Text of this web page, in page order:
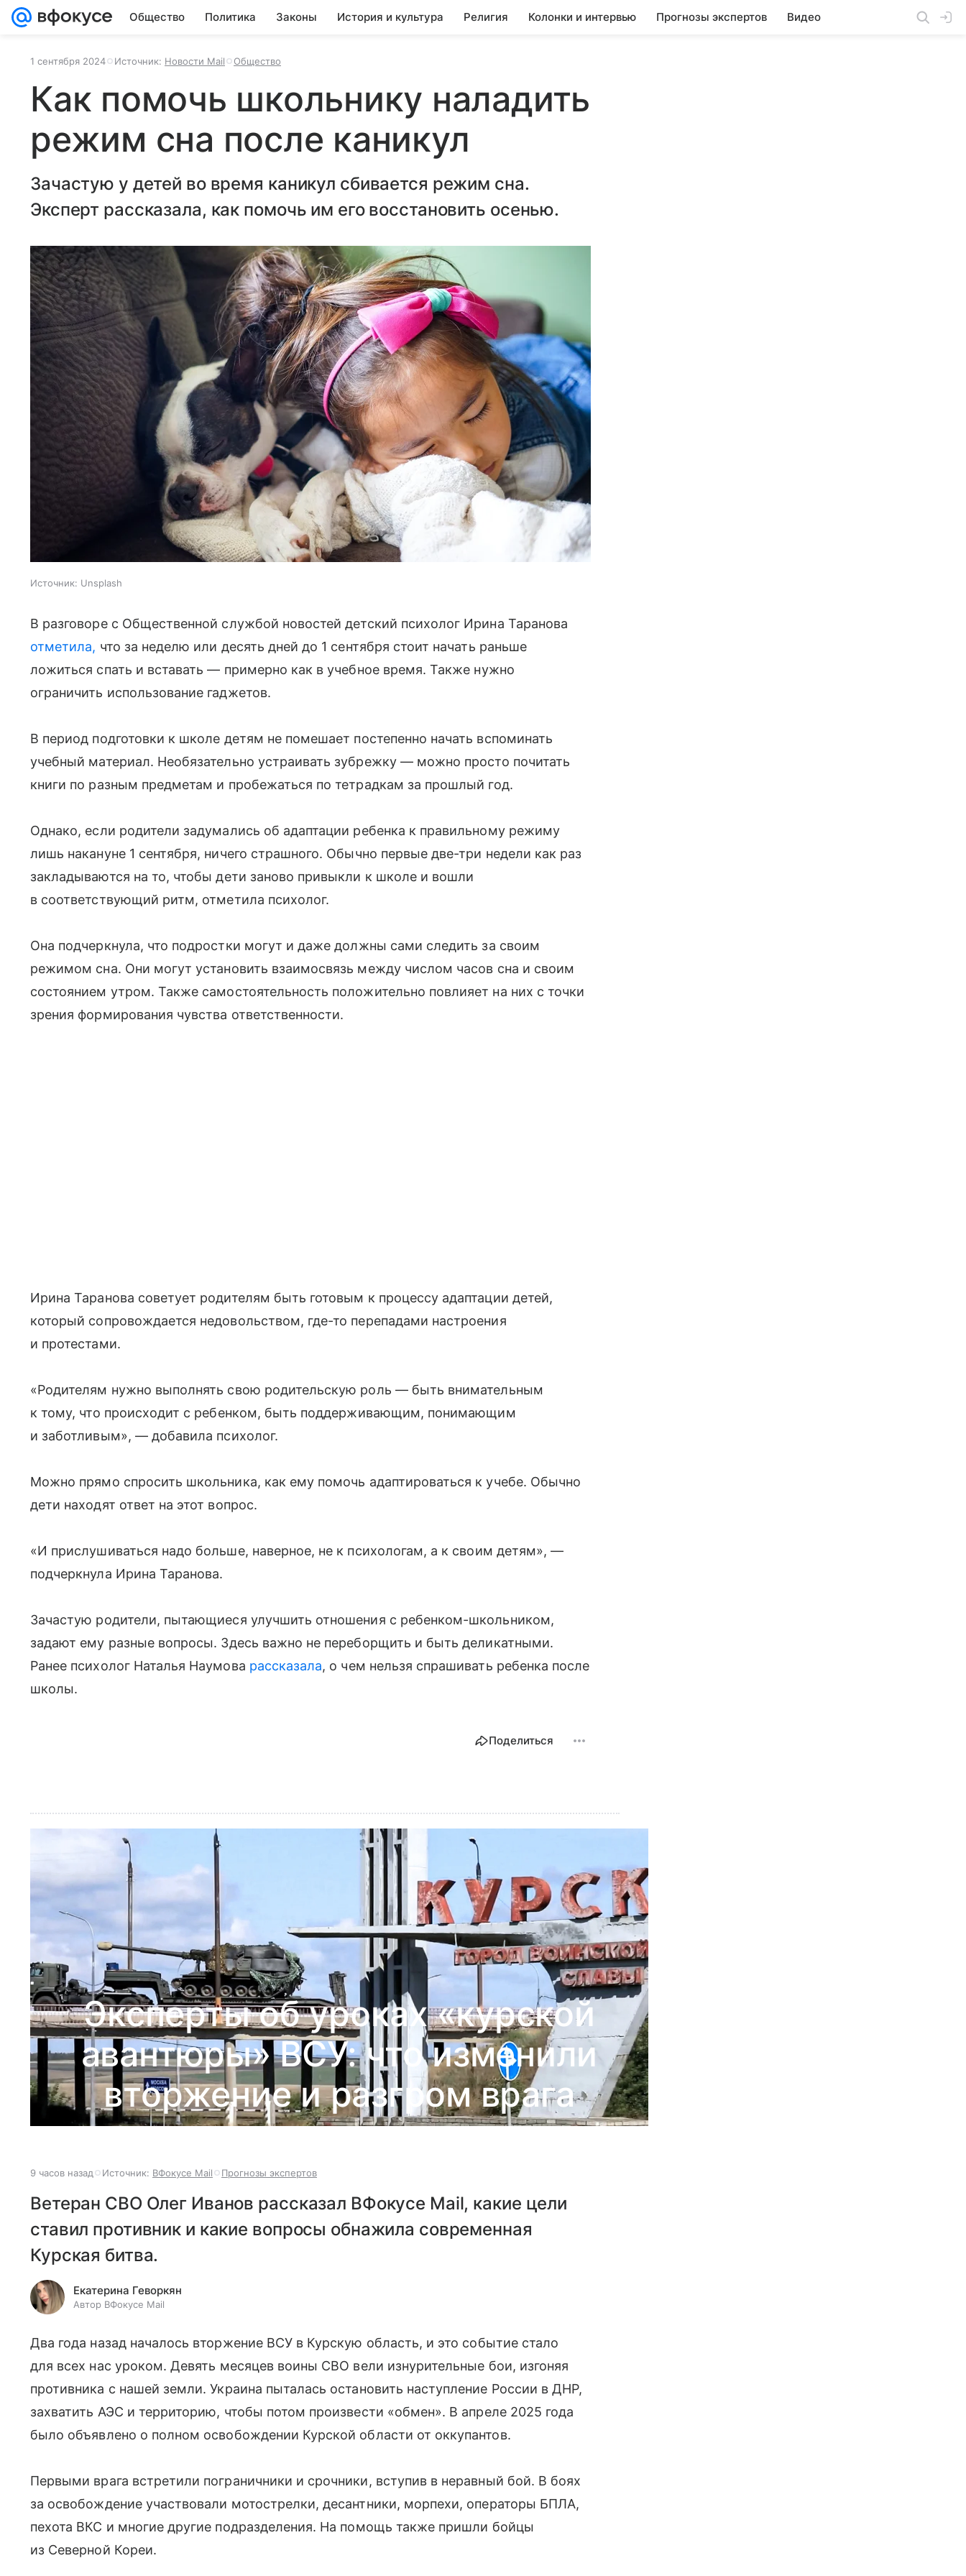
Общество Политика Законы История и культура Религия Колонки и интервью Прогнозы экспертов Видео
1 сентября 2024 Источник: Новости Mail Общество
Как помочь школьнику наладить
режим сна после каникул
Зачастую у детей во время каникул сбивается режим сна.
Эксперт рассказала, как помочь им его восстановить осенью.
Источник: Unsplash
В разговоре с Общественной службой новостей детский психолог Ирина Таранова
отметила, что за неделю или десять дней до 1 сентября стоит начать раньше
ложиться спать и вставать — примерно как в учебное время. Также нужно
ограничить использование гаджетов.
В период подготовки к школе детям не помешает постепенно начать вспоминать
учебный материал. Необязательно устраивать зубрежку — можно просто почитать
книги по разным предметам и пробежаться по тетрадкам за прошлый год.
Однако, если родители задумались об адаптации ребенка к правильному режиму
лишь накануне 1 сентября, ничего страшного. Обычно первые две-три недели как раз
закладываются на то, чтобы дети заново привыкли к школе и вошли
в соответствующий ритм, отметила психолог.
Она подчеркнула, что подростки могут и даже должны сами следить за своим
режимом сна. Они могут установить взаимосвязь между числом часов сна и своим
состоянием утром. Также самостоятельность положительно повлияет на них с точки
зрения формирования чувства ответственности.
Ирина Таранова советует родителям быть готовым к процессу адаптации детей,
который сопровождается недовольством, где-то перепадами настроения
и протестами.
«Родителям нужно выполнять свою родительскую роль — быть внимательным
к тому, что происходит с ребенком, быть поддерживающим, понимающим
и заботливым», — добавила психолог.
Можно прямо спросить школьника, как ему помочь адаптироваться к учебе. Обычно
дети находят ответ на этот вопрос.
«И прислушиваться надо больше, наверное, не к психологам, а к своим детям», —
подчеркнула Ирина Таранова.
Зачастую родители, пытающиеся улучшить отношения с ребенком-школьником,
задают ему разные вопросы. Здесь важно не переборщить и быть деликатными.
Ранее психолог Наталья Наумова рассказала, о чем нельзя спрашивать ребенка после
школы.
Поделиться
Эксперты об уроках «курской
авантюры» ВСУ: что изменили
вторжение и разгром врага
9 часов назад Источник: ВФокусе Mail Прогнозы экспертов
Ветеран СВО Олег Иванов рассказал ВФокусе Mail, какие цели
ставил противник и какие вопросы обнажила современная
Курская битва.
Екатерина Геворкян
Автор ВФокусе Mail
Два года назад началось вторжение ВСУ в Курскую область, и это событие стало
для всех нас уроком. Девять месяцев воины СВО вели изнурительные бои, изгоняя
противника с нашей земли. Украина пыталась остановить наступление России в ДНР,
захватить АЭС и территорию, чтобы потом произвести «обмен». В апреле 2025 года
было объявлено о полном освобождении Курской области от оккупантов.
Первыми врага встретили пограничники и срочники, вступив в неравный бой. В боях
за освобождение участвовали мотострелки, десантники, морпехи, операторы БПЛА,
пехота ВКС и многие другие подразделения. На помощь также пришли бойцы
из Северной Кореи.